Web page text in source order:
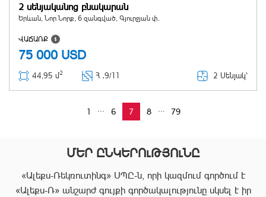
2 սենյականոց բնակարան
Երևան, Նոր Նորք, 6 զանգված, Գյուրջյան փ.
ՎԱՃԱՌՔ
75 000 USD
44,95 մ2 Հ ․9/11 2 Սենյակ՝
1 ... 6 7 8 ... 79
ՄԵՐ ԸՆԿԵՐՈւԹՅՈւՆԸ
«Ալեքս-Ռեկռուտինգ» ՍՊԸ-ն, որի կազմում գործում է
«Ալեքս-Ռ» անշարժ գույքի գործակալությունը սկսել է իր